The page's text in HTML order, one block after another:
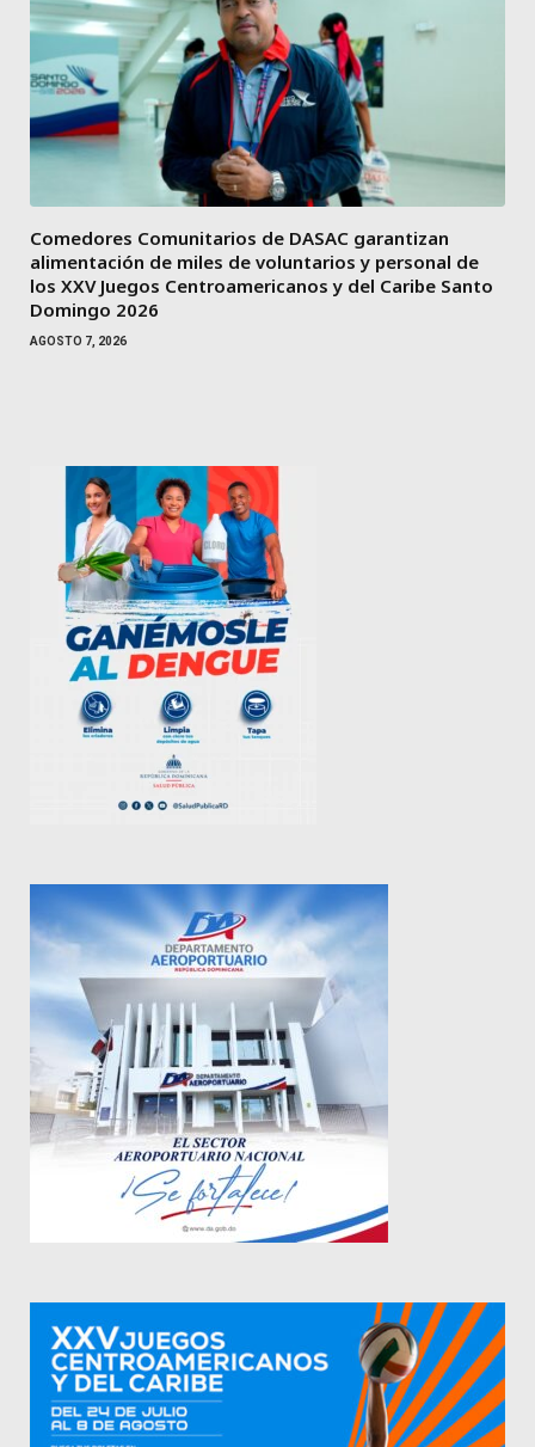
Comedores Comunitarios de DASAC garantizan
alimentación de miles de voluntarios y personal de
los XXV Juegos Centroamericanos y del Caribe Santo
Domingo 2026
AGOSTO 7, 2026